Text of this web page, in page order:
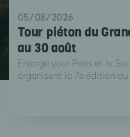
05/08/2026
Tour piéton du
au 30 août
Enlarge your Paris et la
organisent la 7e édition du